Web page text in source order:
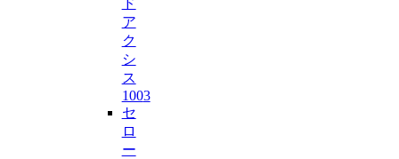
ド
ア
ク
シ
ス
1003
セ
ロ
ー